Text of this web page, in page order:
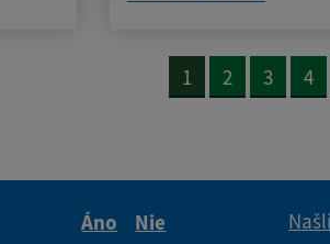
1 2 3 4
Áno
Nie